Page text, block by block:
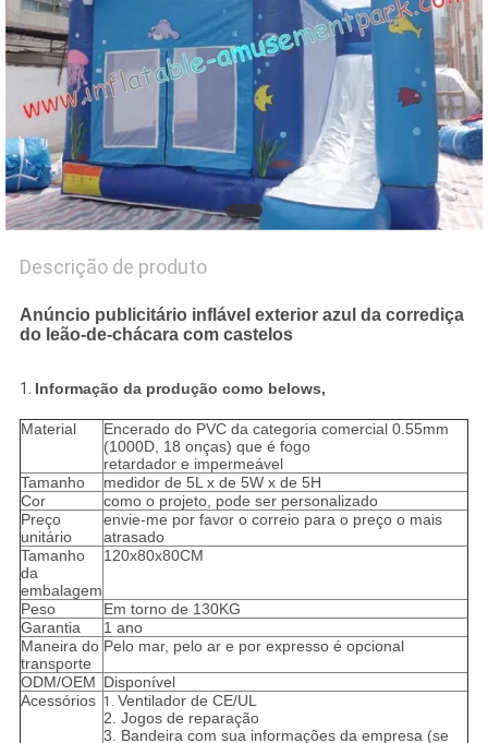
Descrição de produto
Anúncio publicitário inflável exterior azul da corrediça
do leão-de-chácara com castelos
1. Informação da produção como belows,
Material
Encerado do PVC da categoria comercial 0.55mm
(1000D, 18 onças) que é fogo
retardador e impermeável
Tamanho
medidor de 5L x de 5W x de 5H
Cor
como o projeto, pode ser personalizado
Preço
unitário
envie-me por favor o correio para o preço o mais
atrasado
Tamanho
da
embalagem
120x80x80CM
Peso
Em torno de 130KG
Garantia
1 ano
Maneira do
transporte
Pelo mar, pelo ar e por expresso é opcional
ODM/OEM Disponível
Acessórios 1. Ventilador de CE/UL
2. Jogos de reparação
3. Bandeira com sua informações da empresa (se